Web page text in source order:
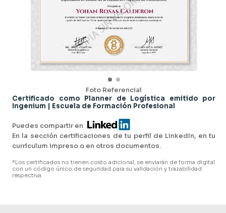
Foto Referencial
Certificado como Planner de Logística emitido por
Ingenium | Escuela de Formación Profesional
Puedes compartir en
En la sección certificaciones de tu perfil de LinkedIn, en tu
currículum impreso o en otros documentos.
*Los certificados no tienen costo adicional, se enviarán de forma digital
con un código único de seguridad para su validación y trazabilidad
respectiva.